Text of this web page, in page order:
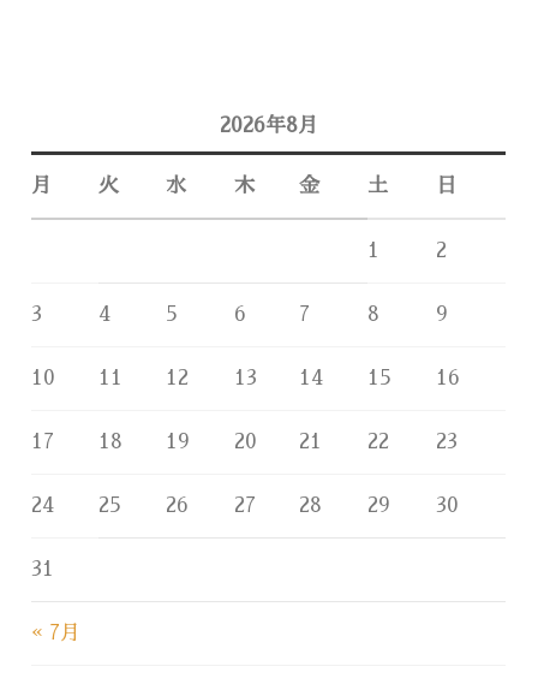
2026年8月
月 火 水 木 金 土 日
« 7月
1 2
3 4 5 6 7 8 9
10 11 12 13 14 15 16
17 18 19 20 21 22 23
24 25 26 27 28 29 30
31